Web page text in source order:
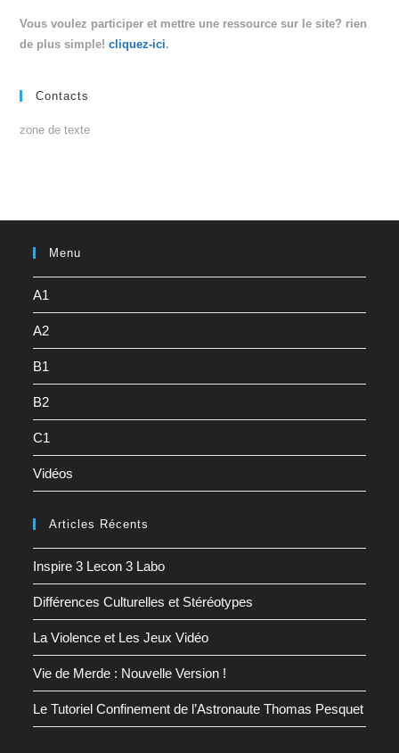
Vous voulez participer et mettre une ressource sur le site? rien
de plus simple!cliquez-ici.
Contacts
zone de texte
Menu
A1
A2
B1
B2
C1
Vidéos
Articles Récents
Inspire 3 Lecon 3 Labo
Différences Culturelles et Stéréotypes
La Violence et Les Jeux Vidéo
Vie de Merde : Nouvelle Version !
Le Tutoriel Confinement de l’Astronaute Thomas Pesquet